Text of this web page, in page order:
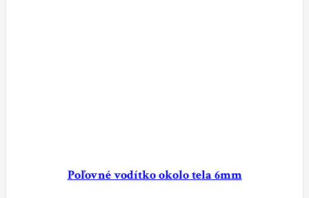
Poľovné vodítko okolo tela 6mm